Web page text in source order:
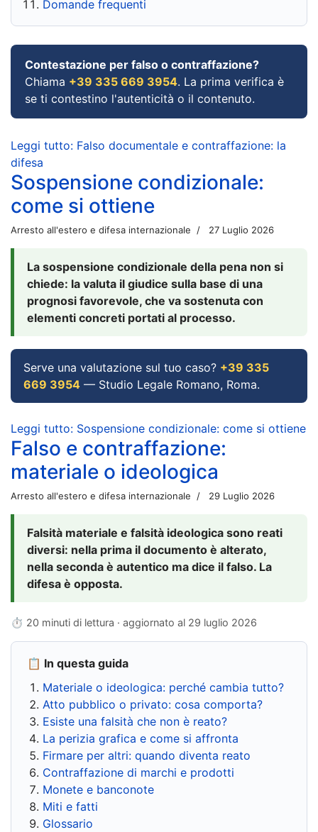
Domande frequenti
Contestazione per falso o contraffazione?
Chiama +39 335 669 3954. La prima verifica è
se ti contestino l'autenticità o il contenuto.
Leggi tutto: Falso documentale e contraffazione: la
difesa
Sospensione condizionale:
come si ottiene
Arresto all'estero e difesa internazionale 27 Luglio 2026
La sospensione condizionale della pena non si
chiede: la valuta il giudice sulla base di una
prognosi favorevole, che va sostenuta con
elementi concreti portati al processo.
Serve una valutazione sul tuo caso? +39 335
669 3954 — Studio Legale Romano, Roma.
Leggi tutto: Sospensione condizionale: come si ottiene
Falso e contraffazione:
materiale o ideologica
Arresto all'estero e difesa internazionale 29 Luglio 2026
Falsità materiale e falsità ideologica sono reati
diversi: nella prima il documento è alterato,
nella seconda è autentico ma dice il falso. La
difesa è opposta.
⏱ 20 minuti di lettura · aggiornato al 29 luglio 2026
📋 In questa guida
Materiale o ideologica: perché cambia tutto?
Atto pubblico o privato: cosa comporta?
Esiste una falsità che non è reato?
La perizia grafica e come si affronta
Firmare per altri: quando diventa reato
Contraffazione di marchi e prodotti
Monete e banconote
Miti e fatti
Glossario